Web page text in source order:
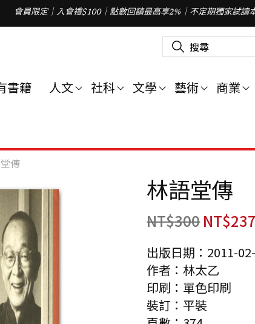
會員限定｜入會禮$100｜點數回饋最高享2%｜不定期獨家試讀
搜
尋
字
書籍 人文 社科 文學 藝術 商業
傳
林語堂傳
NT$300NT$237
出版日期：2011-
作者：林太乙
印刷：單色印刷
裝訂：平裝